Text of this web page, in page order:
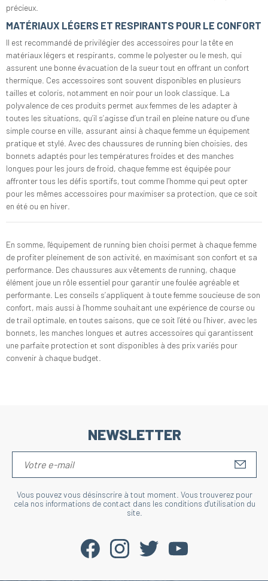
précieux.
MATÉRIAUX LÉGERS ET RESPIRANTS POUR LE CONFORT
Il est recommandé de privilégier des accessoires pour la tête en
matériaux légers et respirants, comme le polyester ou le mesh, qui
assurent une bonne évacuation de la sueur tout en offrant un confort
thermique. Ces accessoires sont souvent disponibles en plusieurs
tailles et coloris, notamment en noir pour un look classique. La
polyvalence de ces produits permet aux femmes de les adapter à
toutes les situations, qu’il s’agisse d’un trail en pleine nature ou d’une
simple course en ville, assurant ainsi à chaque femme un équipement
pratique et stylé. Avec des chaussures de running bien choisies, des
bonnets adaptés pour les températures froides et des manches
longues pour les jours de froid, chaque femme est équipée pour
affronter tous les défis sportifs, tout comme l’homme qui peut opter
pour les mêmes accessoires pour maximiser sa protection, que ce soit
en été ou en hiver.
En somme, l'équipement de running bien choisi permet à chaque femme
de profiter pleinement de son activité, en maximisant son confort et sa
performance. Des chaussures aux vêtements de running, chaque
élément joue un rôle essentiel pour garantir une foulée agréable et
performante. Les conseils s’appliquent à toute femme soucieuse de son
confort, mais aussi à l’homme souhaitant une expérience de course ou
de trail optimale, en toutes saisons, que ce soit l’été ou l’hiver, avec les
bonnets, les manches longues et autres accessoires qui garantissent
une parfaite protection et sont disponibles à des prix variés pour
convenir à chaque budget.
NEWSLETTER
Vous pouvez vous désinscrire à tout moment. Vous trouverez pour
cela nos informations de contact dans les conditions d'utilisation du
site.